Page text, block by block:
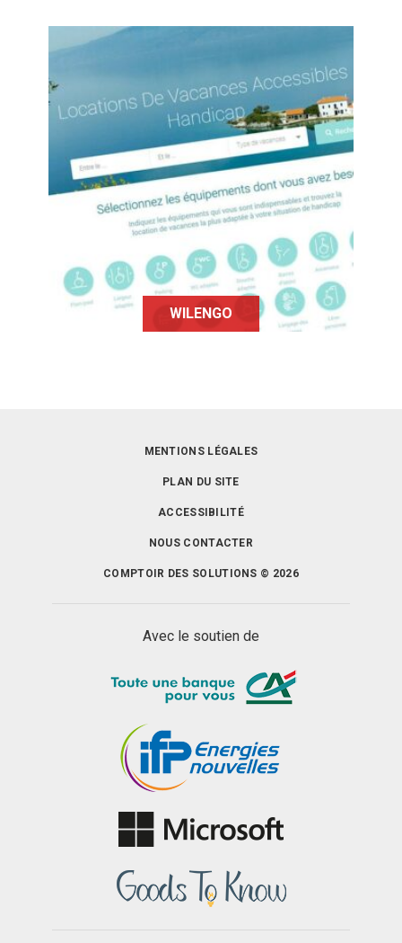
WILENGO
Wilengo est une plateforme
collaborative qui met en relation des
particuliers en situation de handicap
afin de pouvoir partir en vacances
dans un lieu équipé.
MENTIONS LÉGALES
PLAN DU SITE
ACCESSIBILITÉ
NOUS CONTACTER
COMPTOIR DES SOLUTIONS © 2026
Avec le soutien de